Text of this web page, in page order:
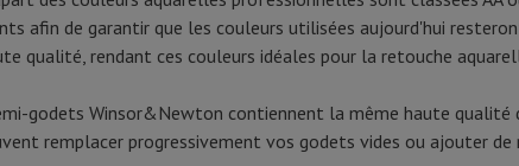
afin de garantir que les couleurs utilisées aujourd'hui
qualité, rendant ces couleurs idéales pour la retouche
godets Winsor&Newton contiennent la même haute
remplacer progressivement vos godets vides ou ajouter